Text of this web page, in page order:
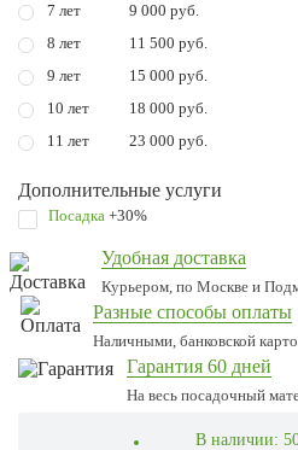
7 лет
9 000 руб.
8 лет
11 500 руб.
9 лет
15 000 руб.
10 лет
18 000 руб.
11 лет
23 000 руб.
Дополнительные услуги
Посадка +30%
Удобная доставка
Курьером, по Москве и
Разные способы оплаты
Наличными, банковской
Гарантия 60 дней
На весь посадочный
В наличии: